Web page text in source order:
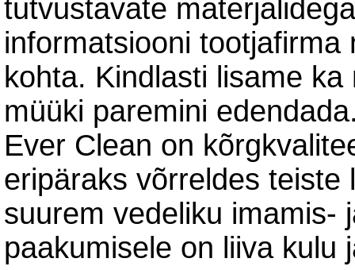
tutvustavate
informatsiooni
kohta. Kindlasti lisame
müüki paremini
Ever Clean on
eripäraks võrreldes teiste
suurem vedeliku imamis-
paakumisele on liiva kulu